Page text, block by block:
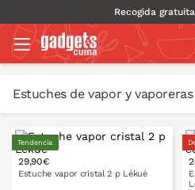
Recogida
Estuches de vapor y vaporeras
Tendencia
29,90€
Estuche vapor cristal 2 p Lékué